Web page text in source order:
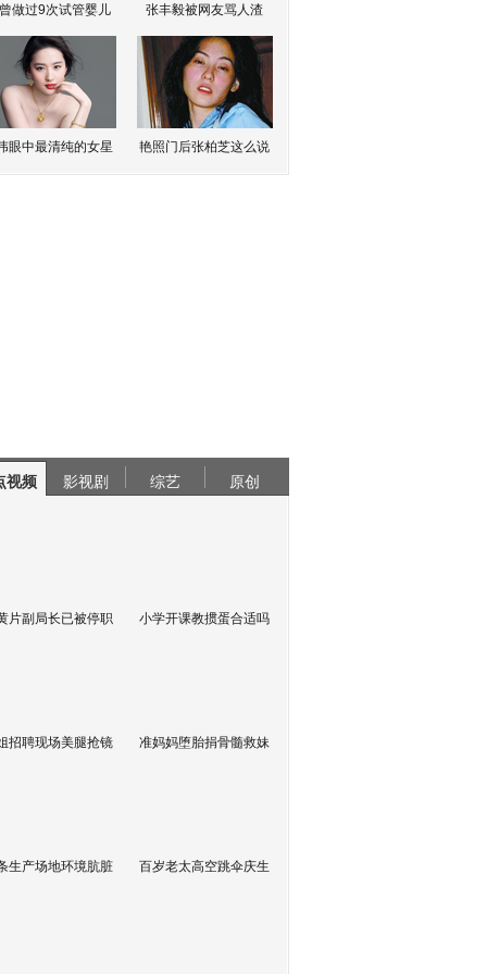
做过9次试管婴儿 张丰毅被网友骂人渣
眼中最清纯的女星 艳照门后张柏芝这么说
视频 影视剧 综艺 原创
片副局长已被停职 小学开课教掼蛋合适吗
招聘现场美腿抢镜 准妈妈堕胎捐骨髓救妹
生产场地环境肮脏 百岁老太高空跳伞庆生